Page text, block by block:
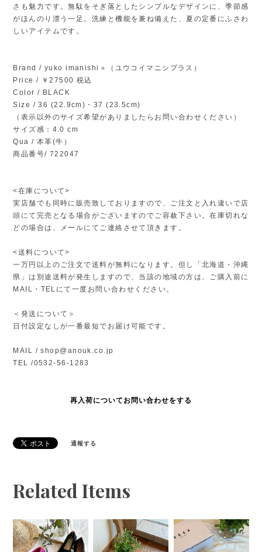
さも魅力です。無駄をそぎ落としたシンプルなデザインに、季節感
がほんのり漂う一足。洗練と機能を兼ね備えた、夏の定番にふさわ
しいアイテムです。
Brand / yuko imanishi＋（ユウコイマニシプラス）
Price / ￥27500 税込
Color / BLACK
Size / 36 (22.9cm)・37 (23.5cm)
（表示以外のサイズ希望がありましたらお問い合わせください）
サイズ感：4.0 cm
Qua / 本革(牛）
商品番号/ 722047
<在庫について>
実店舗でも同時に販売致しておりますので、ご注文と入れ違いで店
頭にて完売となる場合がございますのでご容赦下さい。在庫切れな
どの場合は、メールにてご連絡させて頂きます。
<送料について>
一万円以上のご注文で送料が無料になります。但し「北海道・沖縄
県」は別途送料が発生しますので、当該の地域の方は、ご購入前に
MAIL・TELにて一度お問い合わせください。
＜発送について＞
日付設定なしが一番最短でお届け可能です。
MAIL /shop@anouk.co.jp
TEL /0532-56-1283
再入荷についてお問い合わせをする
通報する
Related Items